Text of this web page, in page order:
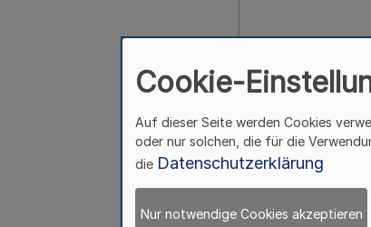
253.
22. 4. 91 (1)
Cookie-
Auf dieser Seite werden Cookies
oder nur solchen, die für die
die Datenschutzerklärung
Nur notwendige Cookies akzeptieren